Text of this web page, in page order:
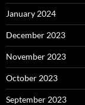
January 2024
December 2023
November 2023
October 2023
September 2023